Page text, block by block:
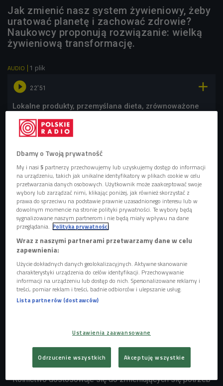
Jak zmienić nasz system żywieniowy, żeby
uratować planetę i zachować zdrowie?
Naukowcy proponują rozwiązanie: wielką
żywieniową transformację.
AUDIO 1 plik
 22'51 
Lokalne produkty, przemyślana dieta, zrównoważone
(Czat Czwórki)
zdjęcie ilustracyjne Foto: shutterstock/ Foxys Forest Manufacture
- Aby transformacja żywieniowa miała sens oprócz zmiany
potrzebę nadmiernego importu i przekształcania ziem pod
uprawę roślin -mówiłaUrszula Stefanowicz z Koalicji
Klimatycznej.
- Rolnictwo dostosowuje się do zmieniających się potrzeb
Dbamy o Twoją prywatność
My i nasi5 partnerzy przechowujemy lub uzyskujemy dostęp do informacji
na urządzeniu, takich jak unikalne identyfikatory w plikach cookie w celu
przetwarzania danych osobowych. Użytkownik może zaakceptować swoje
wybory lub zarządzać nimi, klikając poniżej, jak również skorzystać z
prawa do sprzeciwu na podstawie prawnie uzasadnionego interesu lub w
dowolnym momencie na stronie polityki prywatności. Te wybory będą
sygnalizowane naszym partnerom i nie będą miały wpływu na dane
przeglądania. Polityka prywatności
Wraz z naszymi partnerami przetwarzamy dane w celu
zapewnienia:
Użycie dokładnych danych geolokalizacyjnych. Aktywne skanowanie
charakterystyki urządzenia do celów identyfikacji. Przechowywanie
informacji na urządzeniu lub dostęp do nich. Spersonalizowane reklamy i
treści, pomiar reklam i treści, badnie odbiorców i ulepszanie usług.
Lista partnerów (dostawców)
Ustawienia zaawansowane
Odrzucenie wszystkich Akceptuję wszystkie